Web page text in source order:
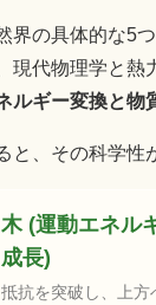
の具体的な5
現代物理学と
ルギー変換と物
、その科学性
木 (運動エネル
成長)
抵抗を突破し、上方